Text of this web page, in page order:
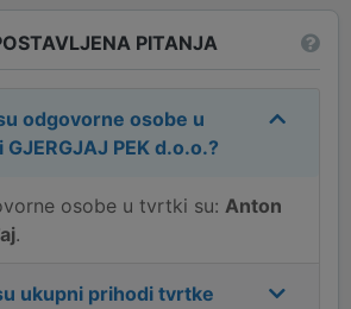
PITANJA
odgovorne osobe u
GJERGJAJ PEK d.o.o.?
osobe u tvrtki su: Anton
.
ukupni prihodi tvrtke